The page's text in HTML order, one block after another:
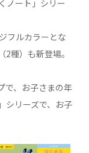
ノート」シリー
フルカラーとな
種）も新登場。
で、お子さまの年
シリーズで、お子